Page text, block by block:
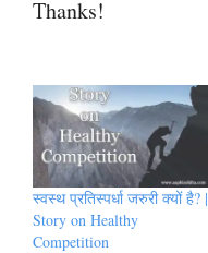
Thanks!
स्वस्थ प्रतिस्पर्धा जरुरी क्यों है? |
Story on Healthy
Competition